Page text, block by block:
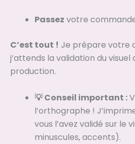
Passez votre
C’est tout ! Je prépare votre
j’attends la validation du
production.
💡 Conseil important :
l’orthographe !
vous l’avez validé sur le
minuscules, accents).